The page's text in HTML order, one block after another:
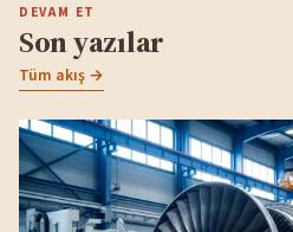
DEVAM ET
Son yazılar
Tüm akış →